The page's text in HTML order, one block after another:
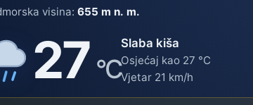
visina:655 m n. m.
27 °C
Slaba kiša
Osjećaj kao 27 °C
Vjetar 21 km/h